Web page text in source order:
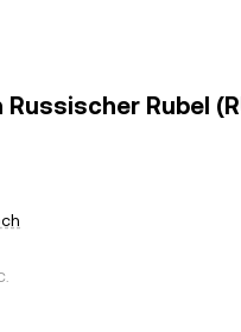
Rubel
.